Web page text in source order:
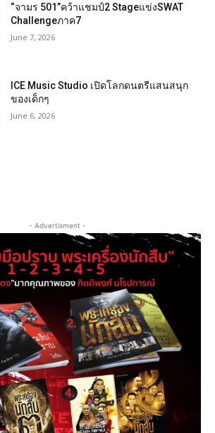
“จามร 501”คว้าแชมป์2 Stageแข่งSWAT
Challengeภาค7
June 7, 2026
ICE Music Studio เปิดโลกดนตรีแสนสนุก
ของเด็กๆ
June 6, 2026
- Advertisment -